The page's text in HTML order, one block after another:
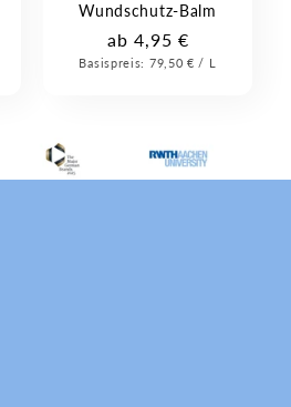
Wundschutz-Balm
Normaler
Preis
ab 4,95 €
Basispreis: Grundpreis
79,50 € / Pro
L